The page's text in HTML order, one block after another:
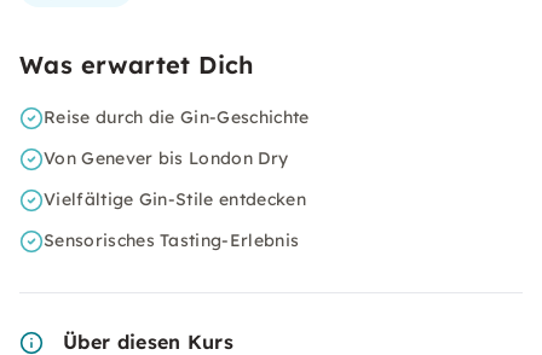
Was erwartet Dich
Reise durch die Gin-Geschichte
Von Genever bis London Dry
Vielfältige Gin-Stile entdecken
Sensorisches Tasting-Erlebnis
Über diesen Kurs